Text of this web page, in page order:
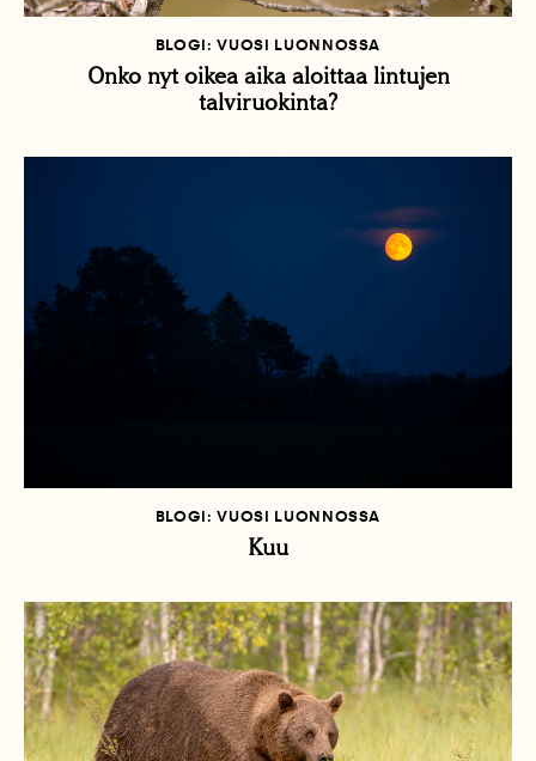
BLOGI: VUOSI LUONNOSSA
Onko nyt oikea aika aloittaa lintujen
talviruokinta?
BLOGI: VUOSI LUONNOSSA
Kuu